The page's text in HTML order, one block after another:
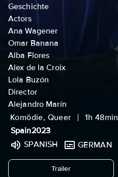
Geschichte
Actors
Ana Wagener
Omar Banana
Alba Flores
Alex de la Croix
Lola Buzón
Director
Alejandro Marín
Komödie, Queer
1h 48min
Spain2023
SPANISH
GERMAN
Trailerundefined